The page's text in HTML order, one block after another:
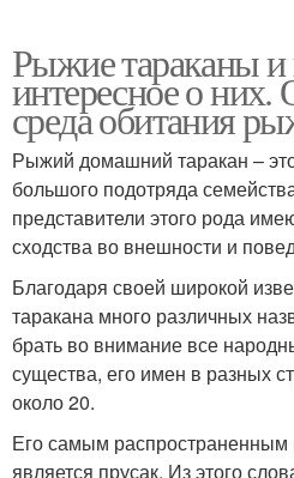
Рыжие тараканы и
интересное о них.
среда обитания
Рыжий домашний таракан –
большого подотряда
представители этого рода
сходства во внешности и
Благодаря своей широкой
таракана много различных
брать во внимание все
существа, его имен в разных
около 20.
Его самым распространенным
является прусак. Из этого